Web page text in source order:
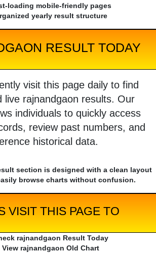
loading mobile-friendly pages
yearly result structure
RESULT TODAY
visit this page daily to find
live rajnandgaon results. Our
individuals to quickly access
review past numbers, and
historical data.
section is designed with a clean layout
browse charts without confusion.
VISIT THIS PAGE TO
rajnandgaon Result Today
View rajnandgaon Old Chart